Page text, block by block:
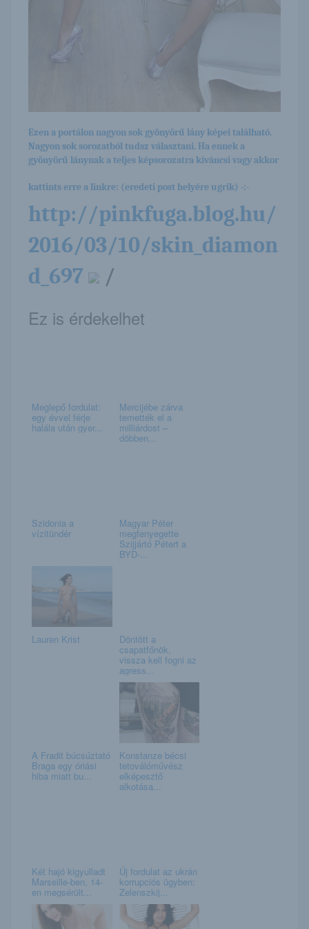
Ezen a portálon nagyon sok gyönyörű lány képei található.
Nagyon sok sorozatból tudsz választani. Ha ennek a
gyönyörű lánynak a teljes képsorozatra kíváncsi vagy akkor
kattints erre a linkre: (eredeti post helyére ugrik) -:-
http://pinkfuga.blog.hu/
2016/03/10/skin_diamon
d_697
/
Ez is érdekelhet
Meglepő fordulat:
egy évvel férje
halála után gyer...
Mercijébe zárva
temették el a
milliárdost –
döbben...
Szidonia a
vízitündér
Magyar Péter
megfenyegette
Szijjártó Pétert a
BYD-...
Lauren Krist Döntött a
csapatfőnök,
vissza kell fogni az
agress...
A Fradit búcsúztató
Braga egy óriási
hiba miatt bu...
Konstanze bécsi
tetoválóművész
elképesztő
alkotása...
Két hajó kigyulladt
Marseille-ben, 14-
en megsérült...
Új fordulat az ukrán
korrupciós ügyben:
Zelenszkij...